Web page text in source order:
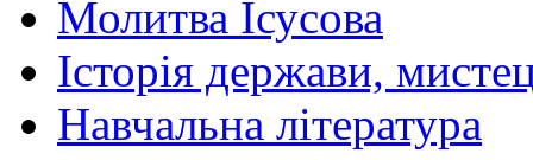
Молитва Ісусова
Історія держави,
Навчальна література